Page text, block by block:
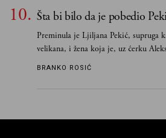
Šta bi bilo da je pobedio
Preminula je Ljiljana Pekić, supruga
velikana, i žena koja je, uz ćerku
vodila računa o zaostavštini pisca.
BRANKO ROSIĆ